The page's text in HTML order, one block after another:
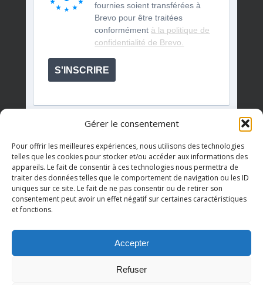
Gérer le consentement
Pour offrir les meilleures expériences, nous utilisons des technologies
telles que les cookies pour stocker et/ou accéder aux informations des
appareils. Le fait de consentir à ces technologies nous permettra de
traiter des données telles que le comportement de navigation ou les ID
uniques sur ce site. Le fait de ne pas consentir ou de retirer son
consentement peut avoir un effet négatif sur certaines caractéristiques
et fonctions.
Accepter
Refuser
fournies soient transférées à
Brevo pour être traitées
conformément à la politique de
confidentialité de Brevo.
S'INSCRIRE
Événements à venir
Il n’y a pas d’évènements à venir.